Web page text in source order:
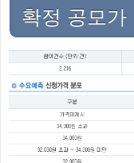
확정 공모가